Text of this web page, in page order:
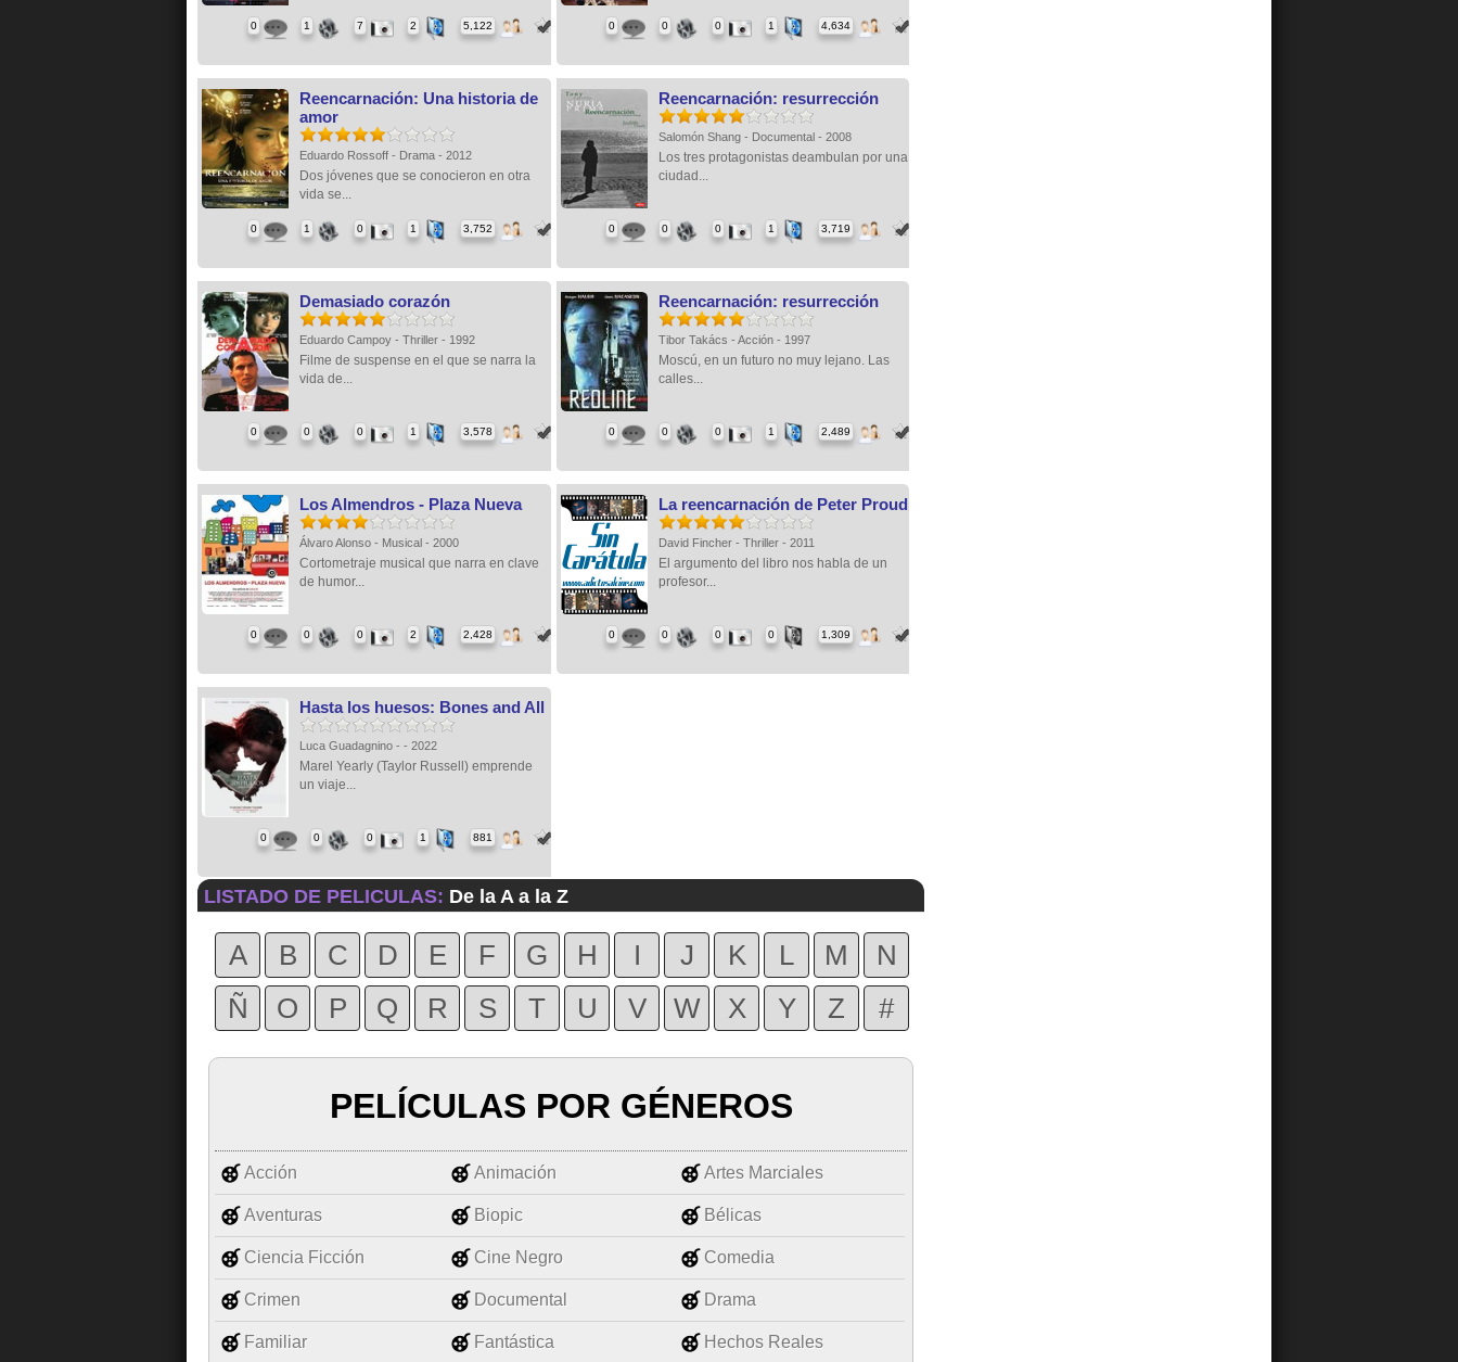
0 1 7 2 5,122 0 0 0 1 4,634
Reencarnación: Una historia de
amor
Eduardo Rossoff - Drama - 2012
Dos jóvenes que se conocieron en otra
vida se...
0 1 0 1 3,752
Reencarnación: resurrección
Salomón Shang - Documental - 2008
Los tres protagonistas deambulan por una
ciudad...
0 0 0 1 3,719
Demasiado corazón
Eduardo Campoy - Thriller - 1992
Filme de suspense en el que se narra la
vida de...
0 0 0 1 3,578
Reencarnación: resurrección
Tibor Takács - Acción - 1997
Moscú, en un futuro no muy lejano. Las
calles...
0 0 0 1 2,489
Los Almendros - Plaza Nueva
Álvaro Alonso - Musical - 2000
Cortometraje musical que narra en clave
de humor...
0 0 0 2 2,428
La reencarnación de Peter Proud
David Fincher - Thriller - 2011
El argumento del libro nos habla de un
profesor...
0 0 0 0 1,309
Hasta los huesos: Bones and All
Luca Guadagnino - - 2022
Marel Yearly (Taylor Russell) emprende
un viaje...
0 0 0 1 881
LISTADO DE PELICULAS: De la A a la Z
A B C D E F G H I J K L M
N
Ñ
O P Q R S T U V W X Y Z #
PELÍCULAS POR GÉNEROS
Acción Animación Artes Marciales
Aventuras Biopic Bélicas
Ciencia Ficción Cine Negro Comedia
Crimen Documental Drama
Familiar Fantástica Hechos Reales